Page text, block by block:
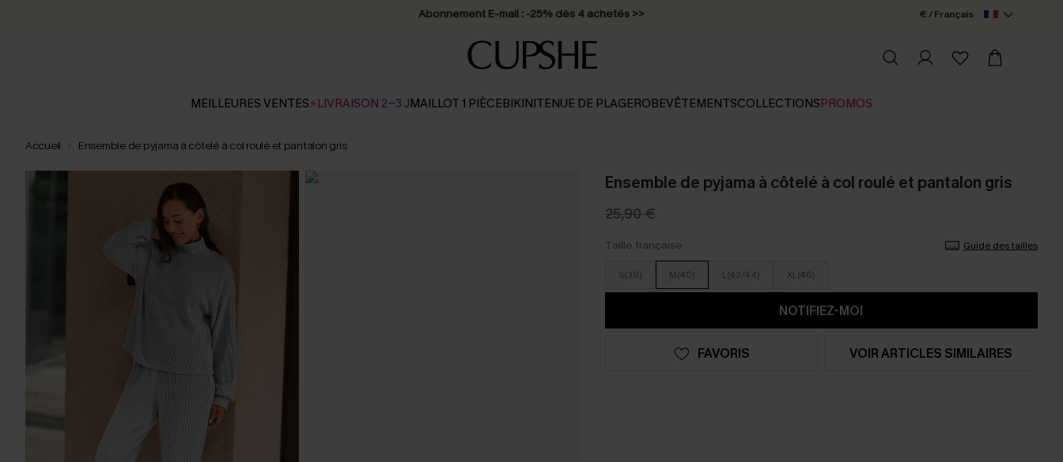
* Livraison éclair 2-3 jours ouvrés >> € / Français
MEILLEURES VENTES⚡LIVRAISON 2-3 JMAILLOT 1 PIÈCEBIKINITENUE DE PLAGEROBEVÊTEMENTSCOLLECTIONSPROMOS
Accueil Ensemble de pyjama à côtelé à col roulé et pantalon gris
Ensemble de pyjama à côtelé à col roulé et pantalon gris
25,90 €
Taille française Guide des tailles
S(38) M(40) L(42/44) XL(46)
NOTIFIEZ-MOI
FAVORIS VOIR ARTICLES SIMILAIRES